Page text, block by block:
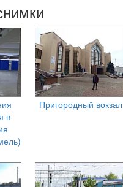
в
Пригородный вокзал